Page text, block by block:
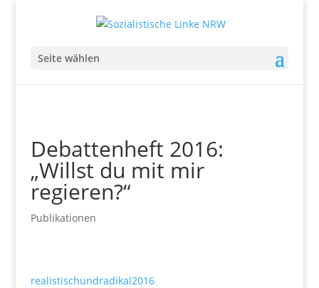
Seite wählen
Debattenheft 2016:
„Willst du mit mir
regieren?“
Publikationen
realistischundradikal2016